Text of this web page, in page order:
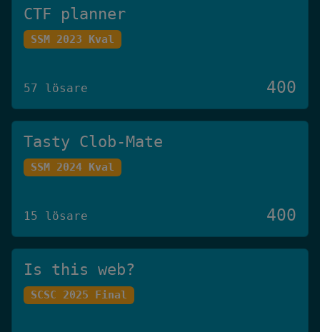
CTF planner
SSM 2023 Kval
57 lösare 400
Tasty Clob-Mate
SSM 2024 Kval
15 lösare 400
Is this web?
SCSC 2025 Final